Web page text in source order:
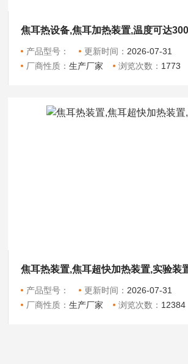
焦耳热设备,焦耳加热装置,温度可达
产品型号： 更新时间： 2026-07-31
厂商性质：生产厂家 浏览次数： 1773
焦耳热装置,焦耳超快加热装置,实验装
产品型号： 更新时间： 2026-07-31
厂商性质：生产厂家 浏览次数： 12384